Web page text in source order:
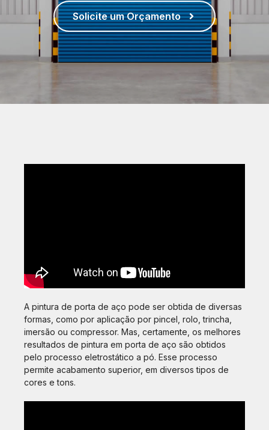
Solicite um Orçamento
A pintura de porta de aço pode ser obtida de diversas
formas, como por aplicação por pincel, rolo, trincha,
imersão ou compressor. Mas, certamente, os melhores
resultados de pintura em porta de aço são obtidos
pelo processo eletrostático a pó. Esse processo
permite acabamento superior, em diversos tipos de
cores e tons.